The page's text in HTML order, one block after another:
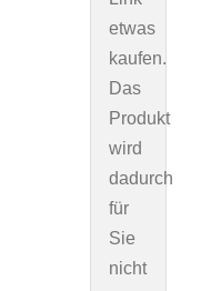
etwas
kaufen.
Das
Produkt
wird
dadurch
für
Sie
nicht